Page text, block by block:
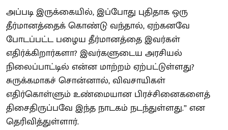
அப்படி இருக்கையில், இப்போது புதிதாக ஒரு
தீர்மானத்தைக் கொண்டு வந்தால், ஏற்கனவே
போடப்பட்ட பழைய தீர்மானத்தை இவர்கள்
எதிர்க்கிறார்களா? இவர்களுடைய அரசியல்
நிலைப்பாட்டில் என்ன மாற்றம் ஏற்பட்டுள்ளது?
சுருக்கமாகச் சொன்னால், விவசாயிகள்
எதிர்கொள்ளும் உண்மையான பிரச்சினைகளைத்
திசைதிருப்பவே இந்த நாடகம் நடந்துள்ளது.” என
தெரிவித்துள்ளார்.